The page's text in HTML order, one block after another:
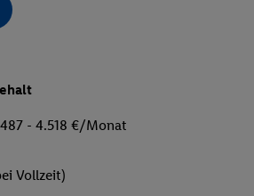
- 4.518 €/Monat
Vollzeit)